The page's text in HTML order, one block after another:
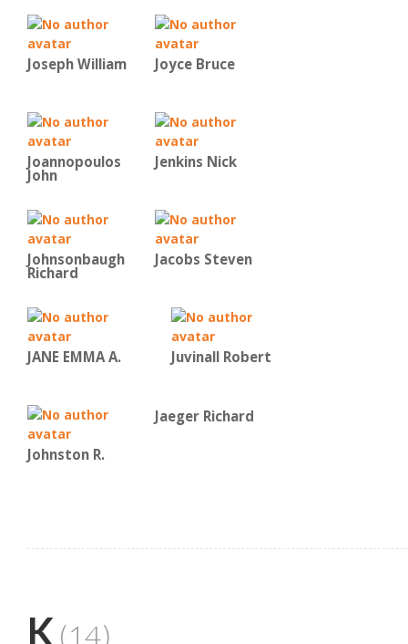
Joseph William Joyce Bruce
Joannopoulos
John
Jenkins Nick
Johnsonbaugh
Richard
Jacobs Steven
JANE EMMA A. Juvinall Robert
Johnston R.
Jaeger Richard
K (14)